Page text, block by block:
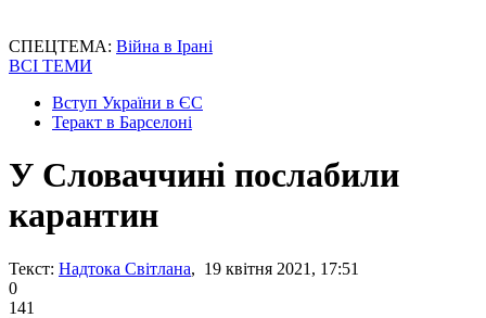
СПЕЦТЕМА: Війна в Ірані
ВСІ ТЕМИ
Вступ України в ЄС
Теракт в Барселоні
У Словаччині послабили
карантин
Текст: Надтока Світлана, 19 квітня 2021, 17:51
0
141